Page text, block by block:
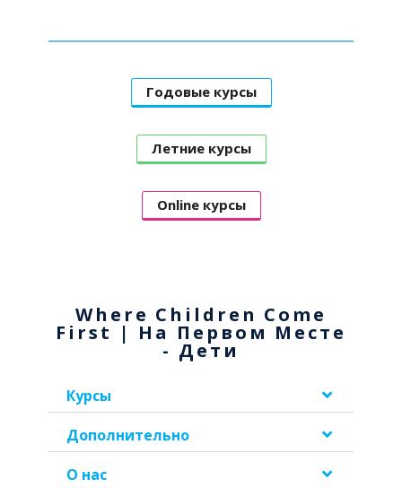
Годовые курсы
Летние курсы
Online курсы
Where Children Come
First | На Первом Месте
- Дети
Курсы
Дополнительно
О нас